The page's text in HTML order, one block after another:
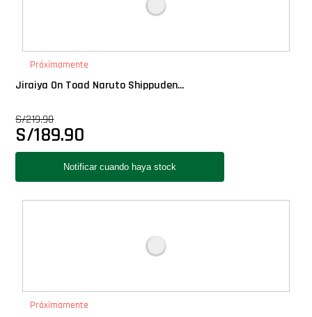
Premium
PRÓXIMAMENTE
Star Wars Oferta
Próximamente
Jiraiya On Toad Naruto Shippuden...
S/219.90
S/189.90
Próximamente